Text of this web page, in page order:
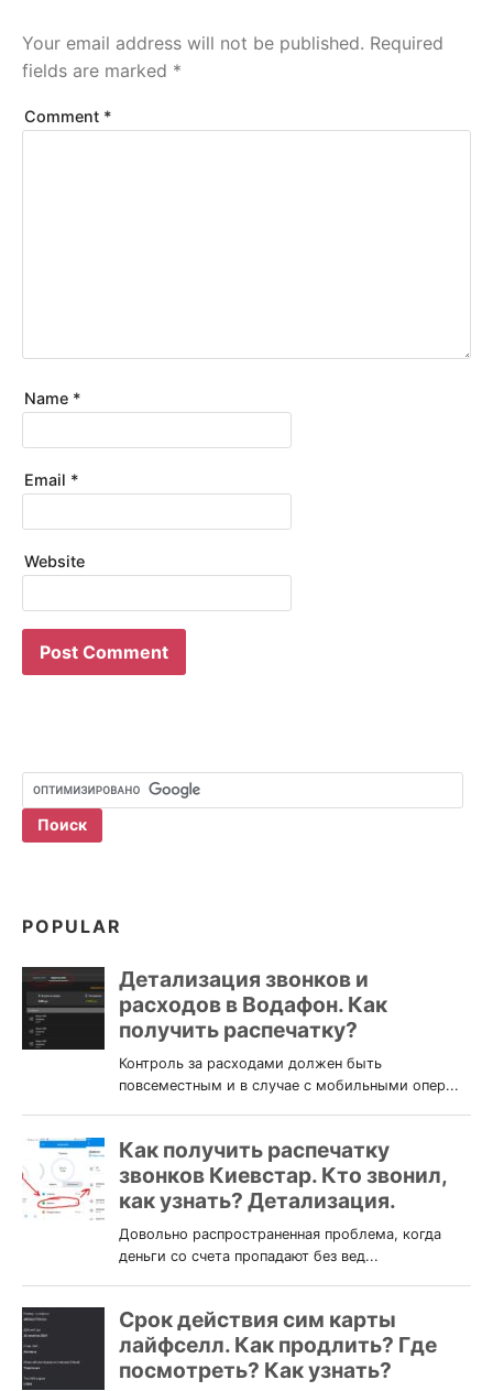
Your email address will not be published. Required
fields are marked *
Comment *
Name *
Email *
Website
POPULAR